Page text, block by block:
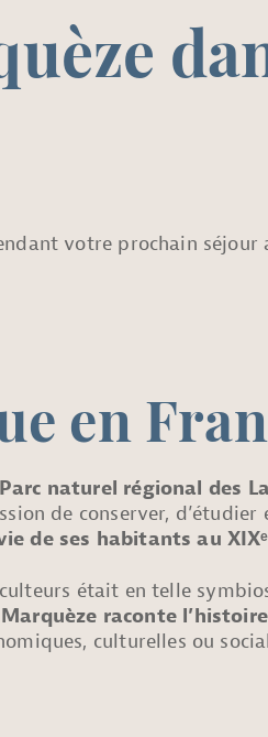
votre prochain séjour
en
Parc naturel régional des
de conserver,
de ses habitants au
était en telle
Marquèze raconte l’histoire
culturelles ou